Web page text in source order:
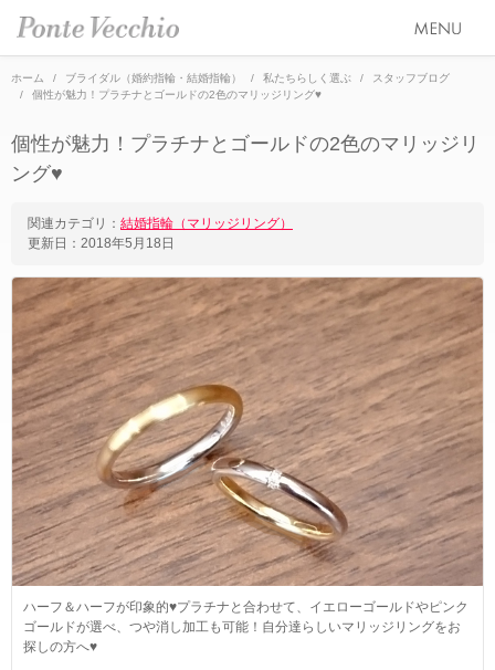
ETERNO FAMILY（エテルノ・ファミリー）
LIMITED COLLECTION（リミテッドコレクション）
WATCH COLLECTION（ウォッチコレクション／時計）
BACI（バチ／一粒ダイヤモンドジュエリー）
EME（エメ／着せ替えネックレス）
SOLOMIO（ソロミオ／イニシャルシリーズ）
AMICHETTI（アミケッティ／アニマルモチーフ）
ANNIVERSARY
PURE 10（ピュアテン）
BIRTHSTONE（バースストーン／誕生石シリーズ）
BABY'S（ベビーズ）
ブライダル トップ
婚約指輪（エンゲージリング）
レイヤード特集
HAPPY HEARTの魅力
幸せのブライダルリング選び
私たちらしく選ぶ 婚約指輪・結婚指輪
Ponte Vecchioのダイヤモンドについて
ブライダルフェア
ブライダルサービス
婚約指輪・結婚指輪よくあるご質問
ブライダル来店予約
オーダージュエリー
ブランドスローガン
ブランドポジション
会社概要
採用情報
ニュース&キャンペーン
店舗情報
オンラインショップ トップ
ALL
ネックレス
リング
ピアス
イヤーカフ
ホーム ブライダル（婚約指輪・結婚指輪） 私たちらしく選ぶ
スタッフブログ
個性が魅力！プラチナとゴールドの2色のマリッジリング♥
個性が魅力！プラチナとゴールドの2色のマリッジリ
ング♥
関連カテゴリ： 結婚指輪（マリッジリング）
更新日： 2018年5月18日
ハーフ＆ハーフが印象的♥プラチナと合わせて、イエローゴールドやピンク
ゴールドが選べ、つや消し加工も可能！自分達らしいマリッジリングをお
探しの方へ♥